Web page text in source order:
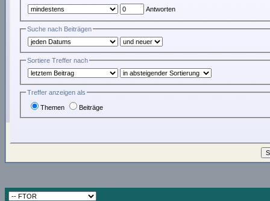
Antworten
Suche nach Beiträgen
Sortiere Treffer nach
Treffer anzeigen als
Themen Beiträge